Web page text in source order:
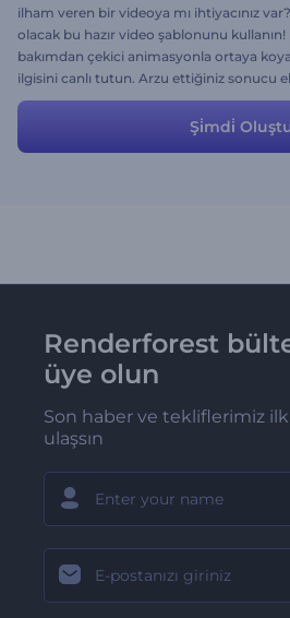
ilham veren bir videoya mı ihtiyacınız
olacak bu hazır video şablonunu
bakımdan çekici animasyonla ortaya
ilgisini canlı tutun. Arzu ettiğiniz sonucu
her türlü değişikliği yapmakta
Şi̇mdi̇
Renderforest
üye olun
Son haber ve tekliflerimiz ilk
ulaşsın